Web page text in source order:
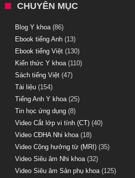
CHUYÊN MỤC
Blog Y khoa (86)
Ebook tiếng Anh (13)
Ebook tiếng Việt (130)
Kiến thức Y khoa (110)
Sách tiếng Việt (47)
Tài liệu (154)
Tiếng Anh Y khoa (25)
Tin học ứng dụng (8)
Video Cắt lớp vi tính (CT) (40)
Video CĐHA Nhi khoa (18)
Video Cộng hưởng từ (MRI) (35)
Video Siêu âm Nhi khoa (32)
Video Siêu âm Sản phụ khoa (125)